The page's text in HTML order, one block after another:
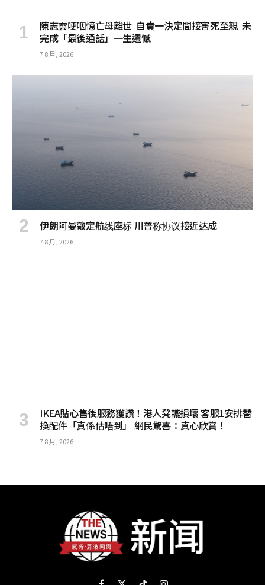
陳志雲哽咽憶亡母離世 自責一決定間接害死至親 未
完成「最後通話」一生遺憾
7 8 月, 2026
伊朗阿曼敲定航线座标 川普称协议接近达成
7 8 月, 2026
IKEA貼心售後服務獲讚！港人凳轆損壞 客服1安排替
換配件「真係估唔到」 網民驚喜：真心欣賞！
7 8 月, 2026